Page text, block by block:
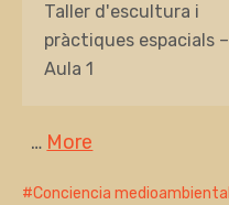
Taller d'escultura i
pràctiques espacials –
Aula 1
… More
Conciencia medioambiental